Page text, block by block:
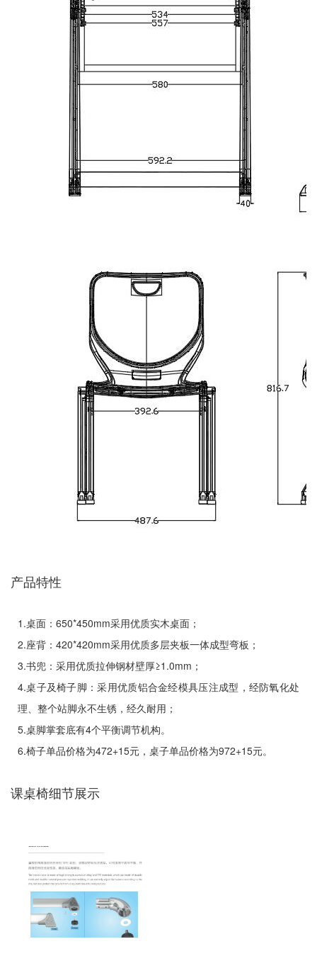
产品特性
1.桌面：650*450mm采用优质实木桌面；
2.座背：420*420mm采用优质多层夹板一体成型弯板；
3.书兜：采用优质拉伸钢材壁厚≥1.0mm；
4.桌子及椅子脚：采用优质铝合金经模具压注成型，经防氧化处
理、整个站脚永不生锈，经久耐用；
5.桌脚掌套底有4个平衡调节机构。
6.椅子单品价格为472+15元，桌子单品价格为972+15元。
课桌椅细节展示